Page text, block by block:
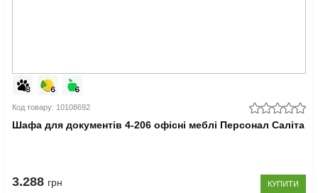
Код товару: 10108692
Шафа для документів 4-206 офісні меблі Персонал Саліта
3.288 грн КУПИТИ